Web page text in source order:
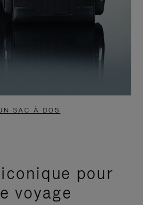
SAC À DOS
pour
voyage